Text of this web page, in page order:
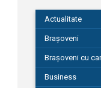
Actualitate
Brașoveni
Brașoveni cu
Business